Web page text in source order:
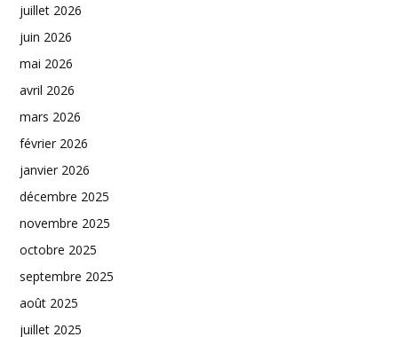
juillet 2026
juin 2026
mai 2026
avril 2026
mars 2026
février 2026
janvier 2026
décembre 2025
novembre 2025
octobre 2025
septembre 2025
août 2025
juillet 2025